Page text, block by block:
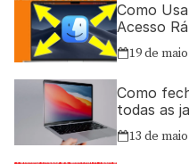
Como
Acesso
19 de
Como
todas as
13 de